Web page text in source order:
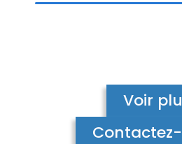
Voir